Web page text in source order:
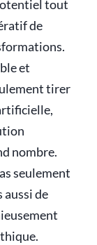
tout
de
et
tirer
nombre.
seulement
aussi de